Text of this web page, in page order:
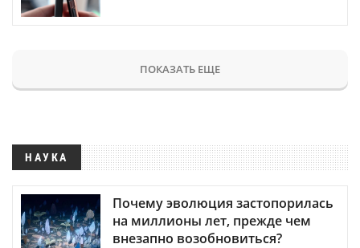
ПОКАЗАТЬ ЕЩЕ
НАУКА
Почему эволюция застопорилась
на миллионы лет, прежде чем
внезапно возобновиться?